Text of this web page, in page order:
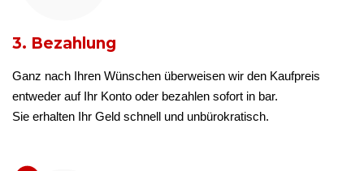
3. Bezahlung
Ganz nach Ihren Wünschen überweisen wir den Kaufpreis
entweder auf Ihr Konto oder bezahlen sofort in bar.
Sie erhalten Ihr Geld schnell und unbürokratisch.